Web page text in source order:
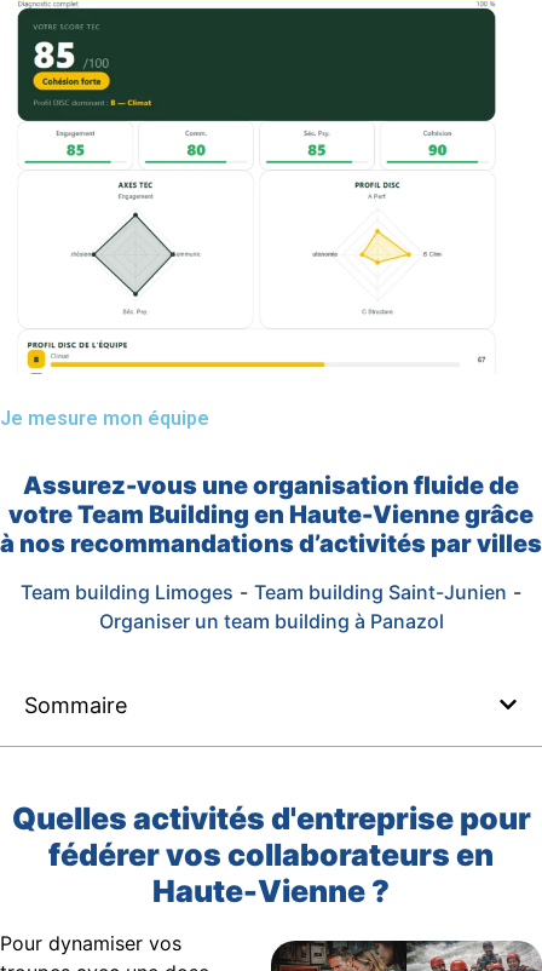
Je mesure mon équipe
Assurez-vous une organisation fluide de
votre Team Building en Haute-Vienne grâce
à nos recommandations d’activités par villes
Team building Limoges - Team building Saint-Junien -
Organiser un team building à Panazol
Sommaire
Quelles activités d'entreprise pour
fédérer vos collaborateurs en
Haute-Vienne ?
Pour dynamiser vos